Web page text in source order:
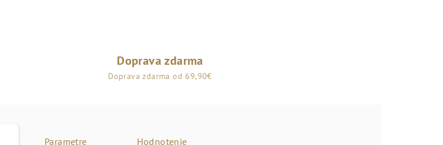
Doprava zdarma
Doprava zdarma od 69,90€
Parametre Hodnotenie